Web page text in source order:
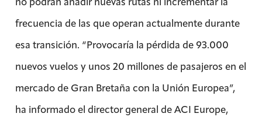
frecuencia de las que operan actualmente durante
esa transición. “Provocaría la pérdida de 93.000
nuevos vuelos y unos 20 millones de pasajeros en el
mercado de Gran Bretaña con la Unión Europea”,
ha informado el director general de ACI Europe,